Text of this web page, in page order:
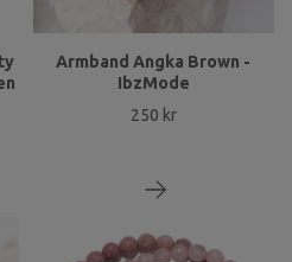
Armband Angka Brown -
IbzMode
250 kr